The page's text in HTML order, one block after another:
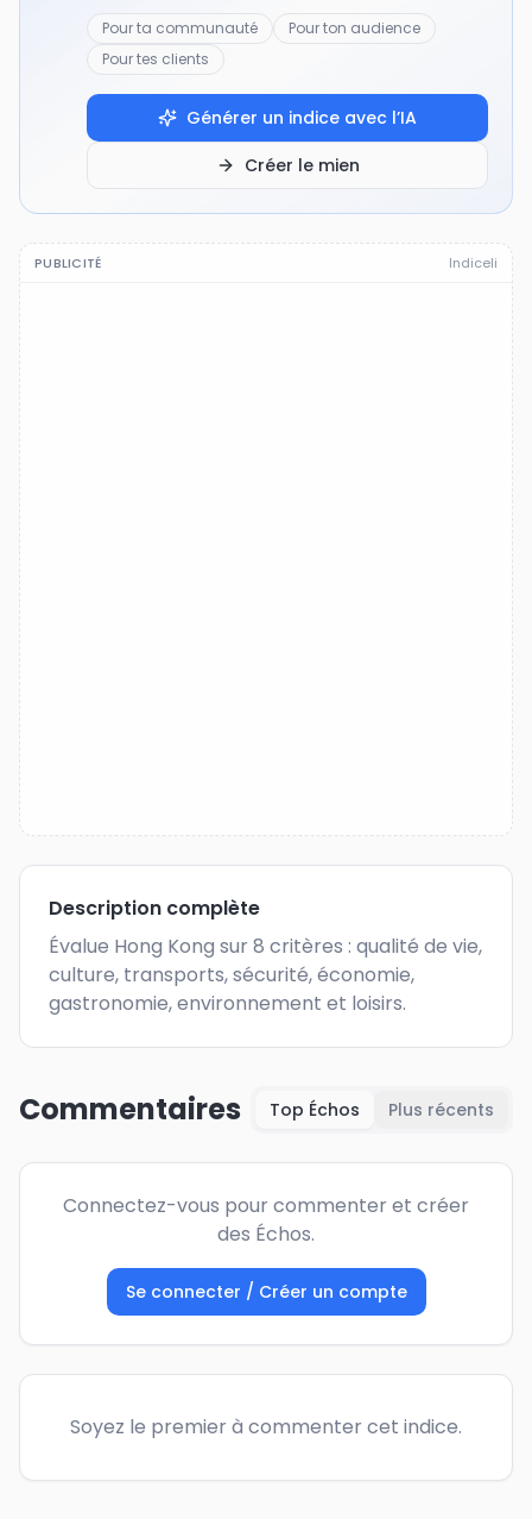
Pour ta communauté
Pour ton audience
Pour tes clients
Générer un indice avec l’IA
Créer le mien
PUBLICITÉ Indiceli
Description complète
Évalue Hong Kong sur 8 critères : qualité de vie,
culture, transports, sécurité, économie,
gastronomie, environnement et loisirs.
Commentaires Top Échos Plus récents
Connectez-vous pour commenter et créer
des Échos.
Se connecter / Créer un compte
Soyez le premier à commenter cet indice.